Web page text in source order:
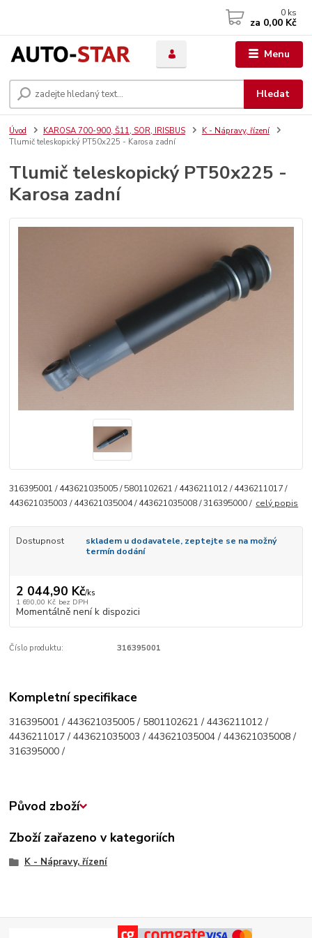
Menu
Hledat
0 ks
za 0,00 Kč
Úvod KAROSA 700-900, Š11, SOR, IRISBUS
K - Nápravy, řízení
Tlumič teleskopický PT50x225 - Karosa zadní
Tlumič teleskopický PT50x225 -
Karosa zadní
316395001 / 443621035005 / 5801102621 / 4436211012 / 4436211017 /
443621035003 / 443621035004 / 443621035008 / 316395000 / celý popis
Dostupnost
skladem u dodavatele, zeptejte se na možný
termín dodání
2 044,90 Kč/ks
1 690,00 Kč bez DPH
Momentálně není k dispozici
Číslo produktu: 316395001
Kompletní specifikace
316395001 / 443621035005 / 5801102621 / 4436211012 /
4436211017 / 443621035003 / 443621035004 / 443621035008 /
316395000 /
Původ zboží
Zboží zařazeno v kategoriích
K - Nápravy, řízení